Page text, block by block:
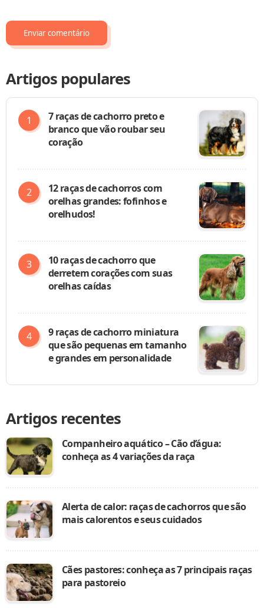
Artigos populares
7 raças de cachorro preto e
branco que vão roubar seu
coração
12 raças de cachorros com
orelhas grandes: fofinhos e
orelhudos!
10 raças de cachorro que
derretem corações com suas
orelhas caídas
9 raças de cachorro miniatura
que são pequenas em tamanho
e grandes em personalidade
Artigos recentes
Companheiro aquático – Cão d’água:
conheça as 4 variações da raça
Alerta de calor: raças de cachorros que são
mais calorentos e seus cuidados
Cães pastores: conheça as 7 principais raças
para pastoreio